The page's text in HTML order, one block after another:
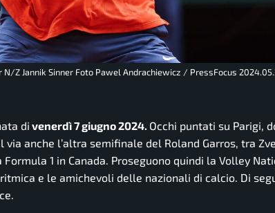
Z Jannik Sinner Foto Pawel Andrachiewicz / PressFocus
di venerdì 7 giugno 2024. Occhi puntati su Parigi,
anche l’altra semifinale del Roland Garros, tra
1 in Canada. Proseguono quindi la Volley
e le amichevoli delle nazionali di calcio. Di